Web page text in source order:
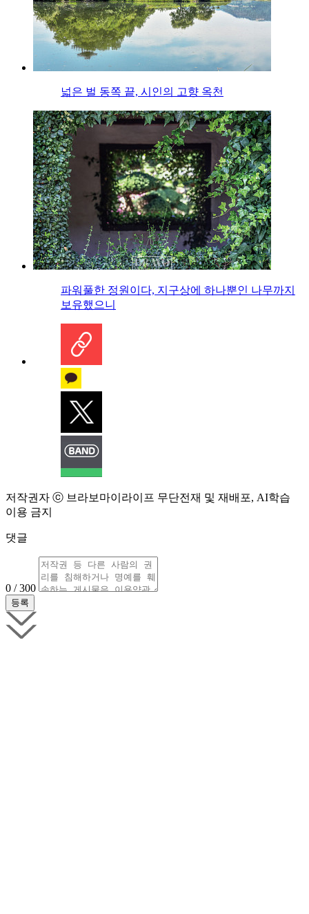
넓은 벌 동쪽 끝, 시인의 고향 옥천
파워풀한 정원이다, 지구상에 하나뿐인 나무까지
보유했으니
저작권자 ⓒ 브라보마이라이프 무단전재 및 재배포, AI학습
이용 금지
댓글
0 / 300